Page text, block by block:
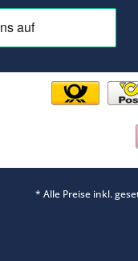
* Alle Preise inkl.